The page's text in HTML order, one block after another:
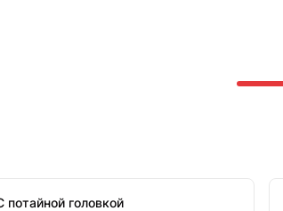
потайной головкой